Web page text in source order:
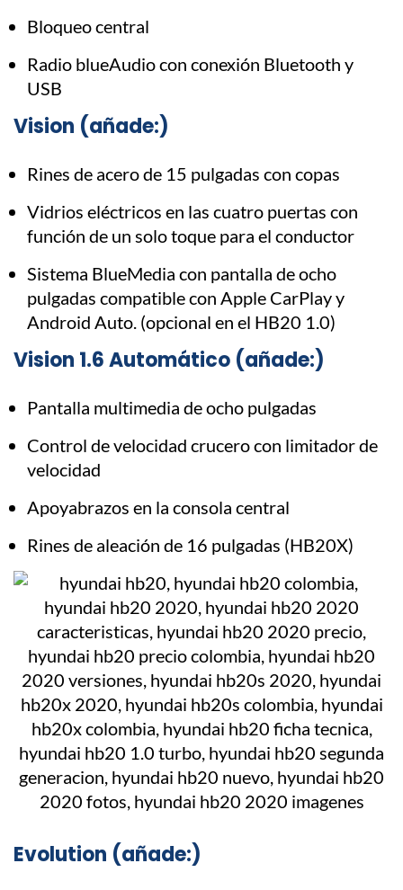
Bloqueo central
Radio blueAudio con conexión Bluetooth y
USB
Vision (añade:)
Rines de acero de 15 pulgadas con copas
Vidrios eléctricos en las cuatro puertas con
función de un solo toque para el conductor
Sistema BlueMedia con pantalla de ocho
pulgadas compatible con Apple CarPlay y
Android Auto. (opcional en el HB20 1.0)
Vision 1.6 Automático (añade:)
Pantalla multimedia de ocho pulgadas
Control de velocidad crucero con limitador de
velocidad
Apoyabrazos en la consola central
Rines de aleación de 16 pulgadas (HB20X)
Evolution (añade:)